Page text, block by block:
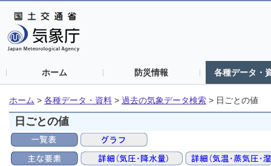
ホーム 防災情報 各種データ・
ホーム > 各種データ・資料 > 過去の気象データ検索 > 日ごとの値
日ごとの値